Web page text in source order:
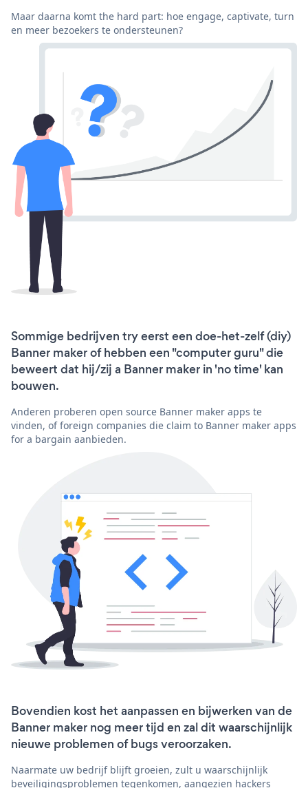
Maar daarna komt the hard part: hoe engage, captivate, turn
en meer bezoekers te ondersteunen?
Sommige bedrijven try eerst een doe-het-zelf (diy)
Banner maker of hebben een "computer guru" die
beweert dat hij/zij a Banner maker in 'no time' kan
bouwen.
Anderen proberen open source Banner maker apps te
vinden, of foreign companies die claim to Banner maker apps
for a bargain aanbieden.
Bovendien kost het aanpassen en bijwerken van de
Banner maker nog meer tijd en zal dit waarschijnlijk
nieuwe problemen of bugs veroorzaken.
Naarmate uw bedrijf blijft groeien, zult u waarschijnlijk
beveiligingsproblemen tegenkomen, aangezien hackers